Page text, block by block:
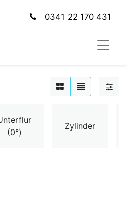
0341 22 170 431
(0°)
Zylinder